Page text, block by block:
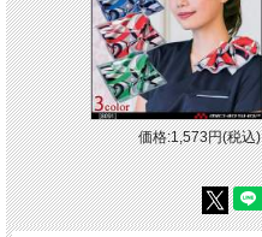
価格:1,573円(税込)